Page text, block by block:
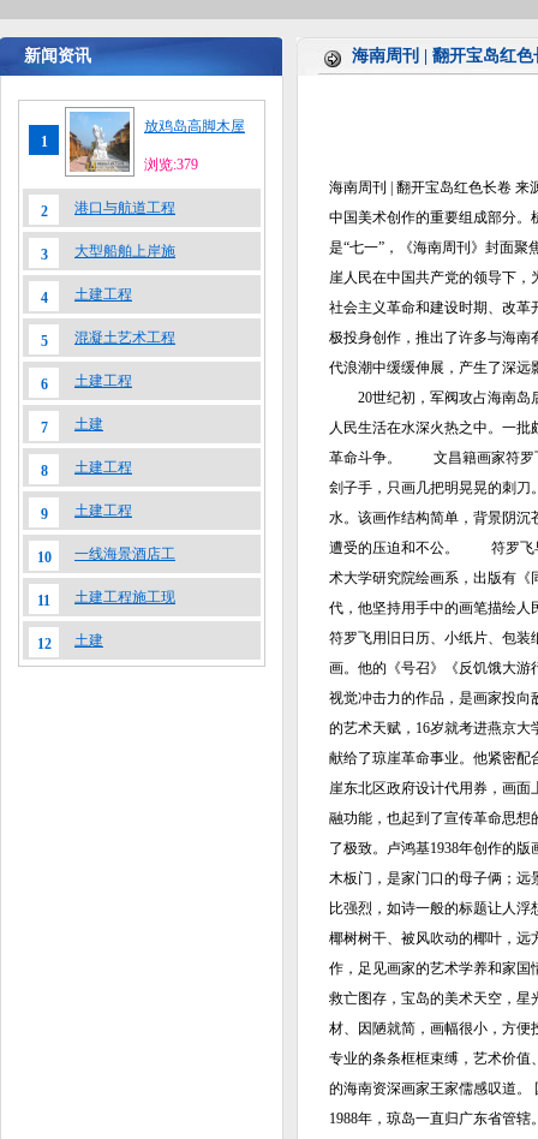
新闻资讯 海南周刊 | 翻开宝岛红色
1
放鸡岛高脚木屋
浏览:379
2 港口与航道工程
3 大型船舶上岸施
4 土建工程
5 混凝土艺术工程
6 土建工程
7 土建
8 土建工程
9 土建工程
10 一线海景酒店工
11 土建工程施工现
12 土建
海南周刊 | 翻开宝岛红色长
中国美术创作的重要组成部分。
是“七一”，《海南周刊》封面
崖人民在中国共产党的领导下
社会主义革命和建设时期、改革
极投身创作，推出了许多与海南
代浪潮中缓缓伸展，产生了深
20世纪初，军阀攻占海南岛后
人民生活在水深火热之中。一
革命斗争。 文昌籍画家符罗飞
刽子手，只画几把明晃晃的刺刀
水。该画作结构简单，背景阴沉
遭受的压迫和不公。 符罗飞早
术大学研究院绘画系，出版有《
代，他坚持用手中的画笔描绘
符罗飞用旧日历、小纸片、包装
画。他的《号召》《反饥饿大游
视觉冲击力的作品，是画家投
的艺术天赋，16岁就考进燕京
献给了琼崖革命事业。他紧密
崖东北区政府设计代用券，画
融功能，也起到了宣传革命思
了极致。卢鸿基1938年创作的
木板门，是家门口的母子俩；远
比强烈，如诗一般的标题让人
椰树树干、被风吹动的椰叶，远
作，足见画家的艺术学养和家
救亡图存，宝岛的美术天空，星
材、因陋就简，画幅很小，方便
专业的条条框框束缚，艺术价值
的海南资深画家王家儒感叹道
1988年，琼岛一直归广东省管